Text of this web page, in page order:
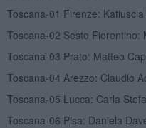
Toscana-01 Firenze: Katiuscia
Toscana-02 Sesto Fiorentino:
Toscana-03 Prato: Matteo
Toscana-04 Arezzo: Claudio
Toscana-05 Lucca: Carla
Toscana-06 Pisa: Daniela